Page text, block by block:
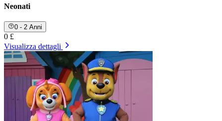
Neonati
0 - 2 Anni
0 £
Visualizza dettagli